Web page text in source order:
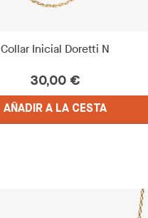
Collar Inicial Doretti N
30,00 €
AÑADIR A LA CESTA